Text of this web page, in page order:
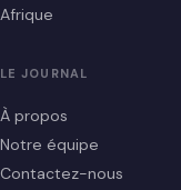
Afrique
LE JOURNAL
À propos
Notre équipe
Contactez-nous